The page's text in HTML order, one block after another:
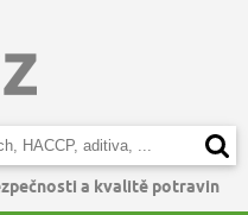
a kvalitě potravin